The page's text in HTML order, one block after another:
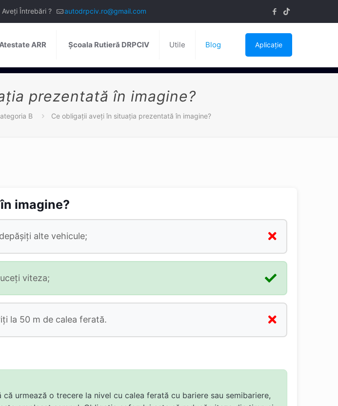
Aveți Întrebări ? autodrpciv.ro@gmail.com
ARR Școala Rutieră DRPCIV Utile Blog Aplicație
prezentată în imagine?
B Ce obligaţii aveţi în situaţia prezentată în imagine?
imagine?
alte vehicule;
viteza;
la 50 m de calea ferată.
urmează o trecere la nivel cu calea ferată cu bariere sau semibariere,